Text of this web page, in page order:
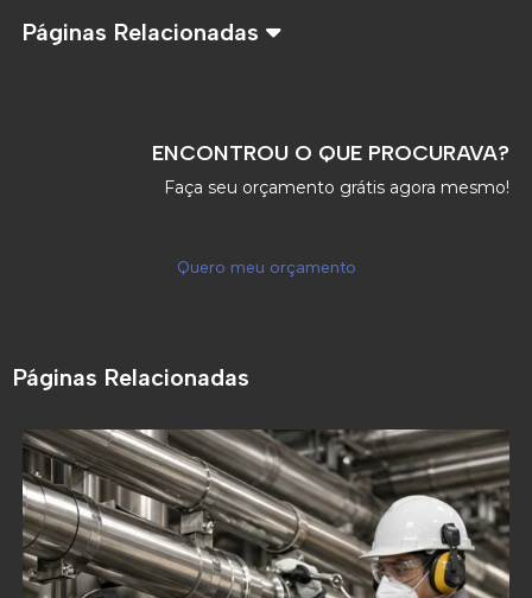
Páginas Relacionadas
ENCONTROU O QUE PROCURAVA?
Faça seu orçamento grátis agora mesmo!
Quero meu orçamento
Páginas Relacionadas